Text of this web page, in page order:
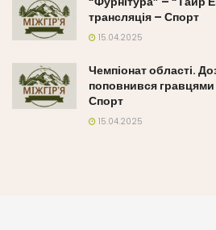
трансляція – Спорт
15.04.2025
Чемпіонат області.
поповнився
Спорт
15.04.2025